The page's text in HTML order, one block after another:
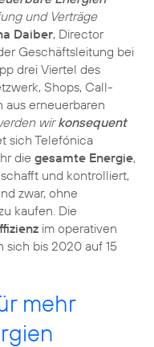
und Verträge
Daiber, Director
Geschäftsleitung bei
drei Viertel des
Shops, Call-
aus erneuerbaren
wirkonsequent
sich Telefónica
die gesamte Energie,
und kontrolliert,
zwar, ohne
kaufen. Die
im operativen
sich bis 2020 auf 15
mehr